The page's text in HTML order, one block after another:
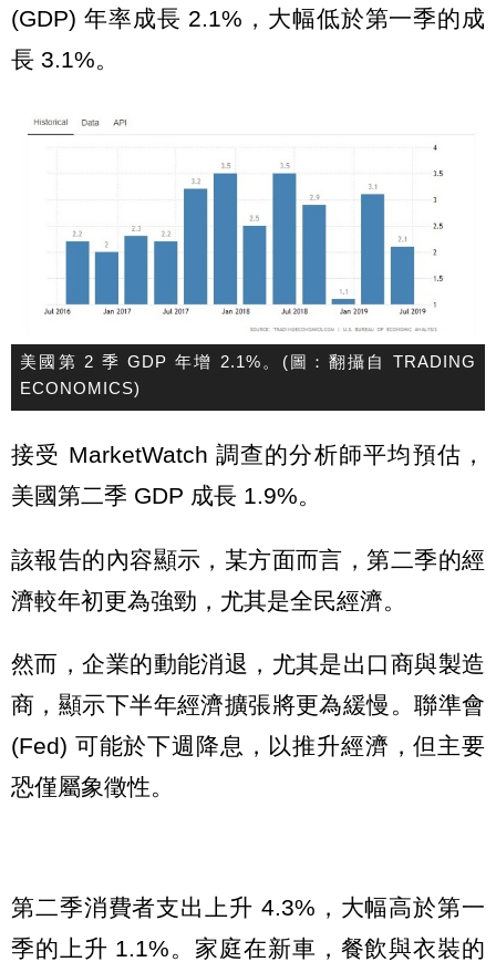
(GDP) 年率成長 2.1%，大幅低於第一季的成
長 3.1%。
美國第 2 季 GDP 年增 2.1%。(圖：翻攝自 TRADING
ECONOMICS)
接受 MarketWatch 調查的分析師平均預估，
美國第二季 GDP 成長 1.9%。
該報告的內容顯示，某方面而言，第二季的經
濟較年初更為強勁，尤其是全民經濟。
然而，企業的動能消退，尤其是出口商與製造
商，顯示下半年經濟擴張將更為緩慢。聯準會
(Fed) 可能於下週降息，以推升經濟，但主要
恐僅屬象徵性。
第二季消費者支出上升 4.3%，大幅高於第一
季的上升 1.1%。家庭在新車，餐飲與衣裝的